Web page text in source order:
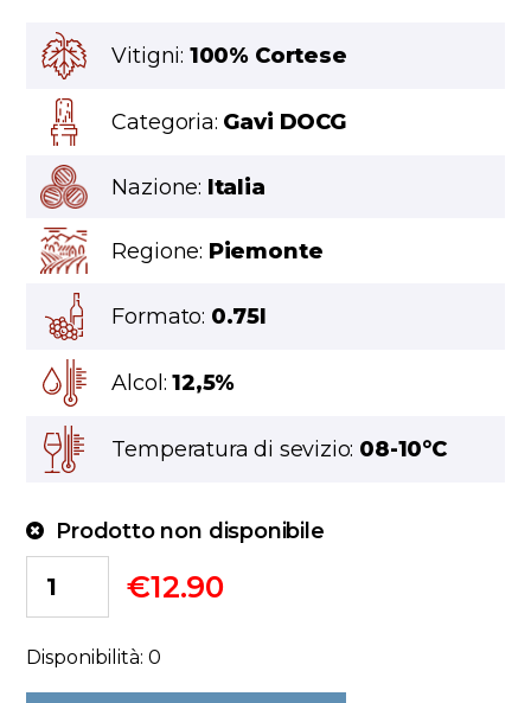
Vitigni: 100% Cortese
Categoria: Gavi DOCG
Nazione: Italia
Regione: Piemonte
Formato: 0.75l
Alcol:12,5%
Temperatura di sevizio: 08-10°C
Prodotto non disponibile
€12.90
Disponibilità: 0